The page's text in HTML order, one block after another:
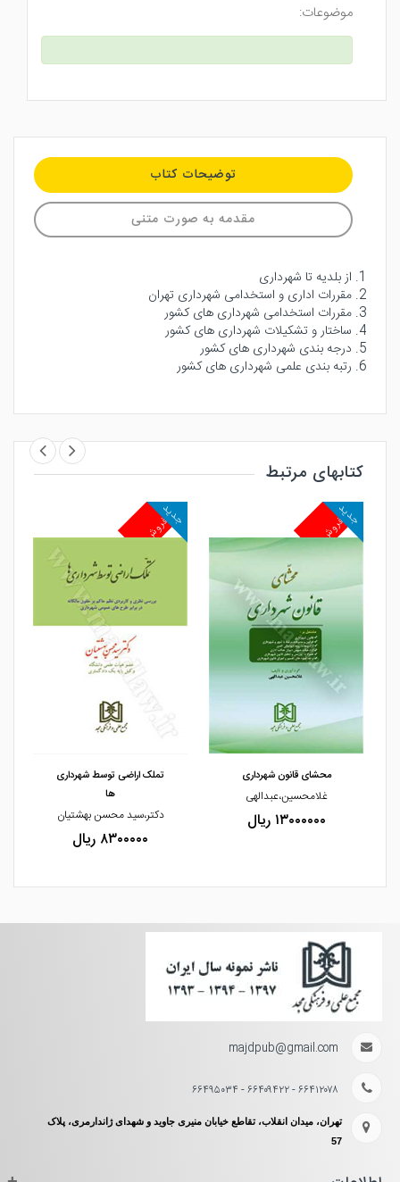
موضوعات:
توضیحات کتاب
مقدمه به صورت متنی
1. از بلدیه تا شهرداری
2. مقررات اداری و استخدامی شهرداری تهران
3. مقررات استخدامی شهرداری های کشور
4. ساختار و تشکیلات شهرداری های کشور
5. درجه بندی شهرداری های کشور
6. رتبه بندی علمی شهرداری های کشور
کتابهای مرتبط
مشاهده و خرید
پرفروش
جدید
مشاهده و خرید
محشای قانون شهرداری
غلامحسین،عبدالهی
۱۳۰۰۰۰۰۰ ریال
پرفروش
جدید
تملک اراضی توسط شهرداری
ها
دکتر،سید محسن بهشتیان
۸۳۰۰۰۰۰ ریال
majdpub@gmail.com
۶۶۴۱۲۰۷۸ - ۶۶۴۰۹۴۲۲ - ۶۶۴۹۵۰۳۴
تهران، میدان انقلاب، تقاطع خیابان منیری جاوید و شهدای ژاندارمری، پلاک
57